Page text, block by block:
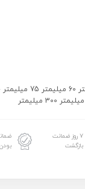
۷ روز ضمانت
بازگشت